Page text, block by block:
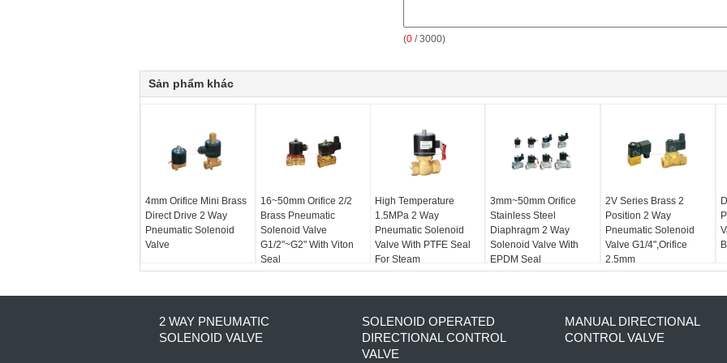
(0 / 3000)
Sản phẩm khác
4mm Orifice Mini Brass
Direct Drive 2 Way
Pneumatic Solenoid
Valve
16~50mm Orifice 2/2
Brass Pneumatic
Solenoid Valve
G1/2"~G2" With Viton
Seal
High Temperature
1.5MPa 2 Way
Pneumatic Solenoid
Valve With PTFE Seal
For Steam
3mm~50mm Orifice
Stainless Steel
Diaphragm 2 Way
Solenoid Valve With
EPDM Seal
2V Series Brass 2
Position 2 Way
Pneumatic Solenoid
Valve G1/4",Orifice
2.5mm
2 WAY PNEUMATIC
SOLENOID VALVE
SOLENOID OPERATED
DIRECTIONAL CONTROL
VALVE
MANUAL DIRECTIONAL
CONTROL VALVE